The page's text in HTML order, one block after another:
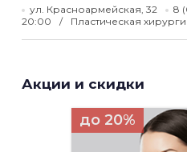
ул. Красноармейская, 32 8
20:00
Пластическая
Акции и скидки
до 20%